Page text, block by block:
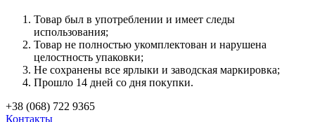
Товар был в употреблении и имеет следы
использования;
Товар не полностью укомплектован и нарушена
целостность упаковки;
Не сохранены все ярлыки и заводская маркировка;
Прошло 14 дней со дня покупки.
+38 (068) 722 9365
Контакты